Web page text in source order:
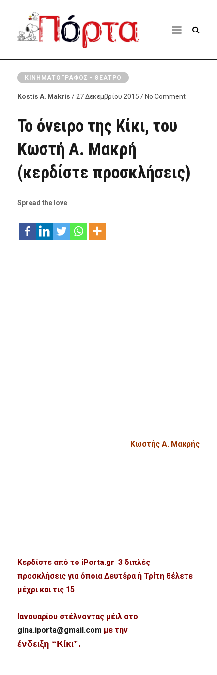
ΚΙΝΗΜΑΤΟΓΡΆΦΟΣ - ΘΈΑΤΡΟ
Kostis A. Makris / 27 Δεκεμβρίου 2015 / No Comment
Το όνειρο της Κίκι, του
Κωστή Α. Μακρή
(κερδίστε προσκλήσεις)
Spread the love
Κωστής Α. Μακρής
Κερδίστε από το iPorta.gr 3 διπλές
προσκλήσεις για όποια Δευτέρα ή Τρίτη θέλετε
μέχρι και τις 15
Ιανουαρίου στέλνοντας μέιλ στο
gina.iporta@gmail.com με την
ένδειξη “Κίκι”.